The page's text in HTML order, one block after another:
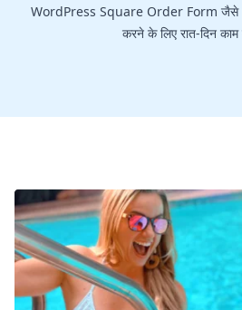
WordPress Square Order Form जैसे
करने के लिए रात-दिन काम